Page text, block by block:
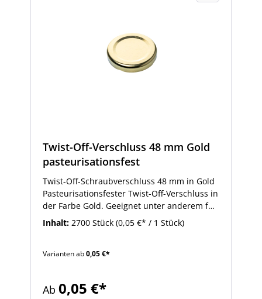
Twist-Off-Verschluss 48 mm Gold
pasteurisationsfest
Twist-Off-Schraubverschluss 48 mm in Gold
Pasteurisationsfester Twist-Off-Verschluss in
der Farbe Gold. Geeignet unter anderem für
500 ml und 1000 ml Milchflaschen.
Inhalt: 2700 Stück (0,05 €* / 1 Stück)
Varianten ab0,05 €*
Ab 0,05 €*